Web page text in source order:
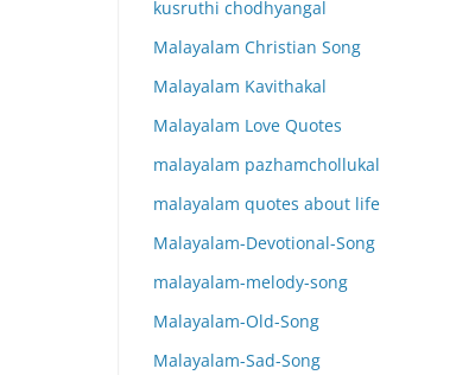
kusruthi chodhyangal
Malayalam Christian Song
Malayalam Kavithakal
Malayalam Love Quotes
malayalam pazhamchollukal
malayalam quotes about life
Malayalam-Devotional-Song
malayalam-melody-song
Malayalam-Old-Song
Malayalam-Sad-Song